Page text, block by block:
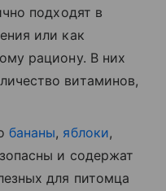
подходят в
или как
рациону. В них
витаминов,
бананы, яблоки,
и содержат
для питомца